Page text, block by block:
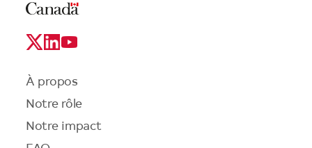
Legal
Logo
Social
Media
Menu
du
pied
de
page
À propos
Notre rôle
Notre impact